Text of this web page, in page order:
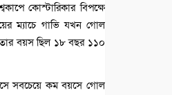
কোস্টারিকার বিপক্ষে
ম্যাচে গাভি যখন গোল
বয়স ছিল ১৮ বছর ১১০
সবচেয়ে কম বয়সে গোল